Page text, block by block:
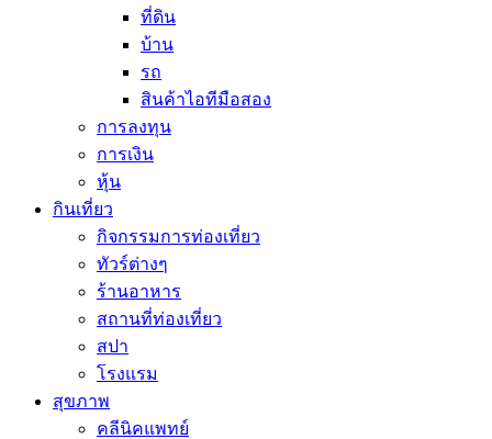
ที่ดิน
บ้าน
รถ
สินค้าไอทีมือสอง
การลงทุน
การเงิน
หุ้น
กินเที่ยว
กิจกรรมการท่องเที่ยว
ทัวร์ต่างๆ
ร้านอาหาร
สถานที่ท่องเที่ยว
สปา
โรงแรม
สุขภาพ
คลีนิคแพทย์